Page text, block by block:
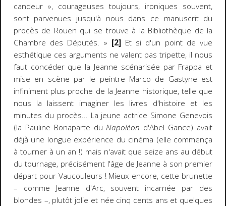
candeur », courageuses toujours, ironiques souvent,
sont parvenues jusqu'à nous dans ce manuscrit du
procès de Rouen qui se trouve à la Bibliothèque de la
Chambre des Députés. » [2]Et si d'un point de vue
esthétique ces arguments ne valent pas tripette, il nous
faut concéder que la Jeanne scénarisée par Frappa et
mise en scène par le peintre Marco de Gastyne est
infiniment plus proche de la Jeanne historique, telle que
nous la laissent imaginer les livres d'histoire et les
minutes du procès... La jeune actrice Simone Genevois
(la Pauline Bonaparte duNapoléon d'Abel Gance) avait
déjà une longue expérience du cinéma (elle commença
à tourner à un an !) mais n'avait que seize ans au début
du tournage, précisément l'âge de Jeanne à son premier
départ pour Vaucouleurs ! Mieux encore, cette brunette
– comme Jeanne d'Arc, souvent incarnée par des
blondes –, plutôt jolie et née cinq cents ans et quelques